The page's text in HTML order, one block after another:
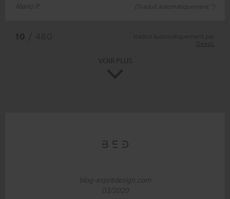
Mario P.
(Traduit automatiquement *)
blog-espritdesign.com
03/2020